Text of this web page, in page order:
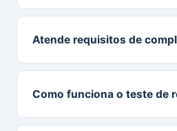
Atende requisitos de
Como funciona o teste de